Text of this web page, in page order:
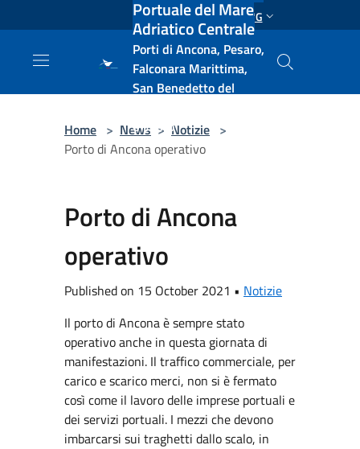
Salta al contenuto principale ENG
Portuale del Mare
Adriatico Centrale
Porti di Ancona, Pesaro,
Falconara Marittima,
San Benedetto del
e Vasto
Home > News > Notizie >
Porto di Ancona operativo
Porto di Ancona
operativo
Published on 15 October 2021 • Notizie
Il porto di Ancona è sempre stato
operativo anche in questa giornata di
manifestazioni. Il traffico commerciale, per
carico e scarico merci, non si è fermato
così come il lavoro delle imprese portuali e
dei servizi portuali. I mezzi che devono
imbarcarsi sui traghetti dallo scalo, in